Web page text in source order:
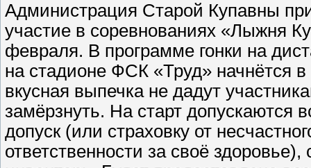
Администрация Старой Купавны
участие в соревнованиях «Лыжня
февраля. В программе гонки на
на стадионе ФСК «Труд» начнётся
вкусная выпечка не дадут
замёрзнуть. На старт
допуск (или страховку от
ответственности за своё